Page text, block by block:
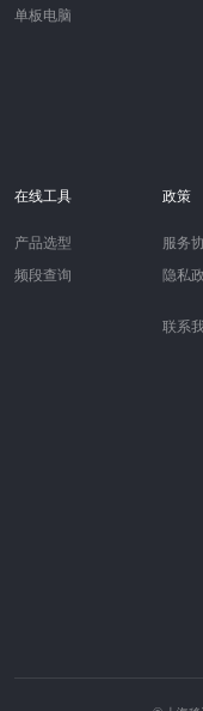
单板电脑
在线工具
产品选型
频段查询
政策
服务
隐私
联系